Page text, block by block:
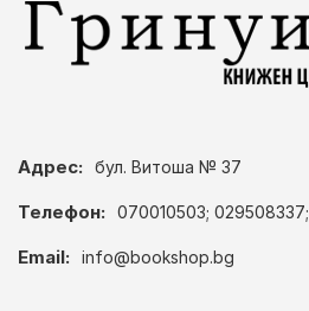
Адрес: бул. Витоша № 37
Телефон: 070010503; 029508337;
Email: info@bookshop.bg